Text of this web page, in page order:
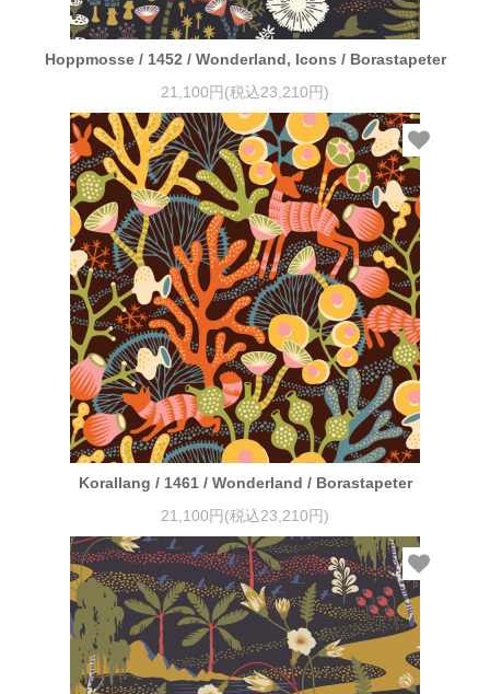
Hoppmosse / 1452 / Wonderland, Icons / Borastapeter
21,100円(税込23,210円)
Korallang / 1461 / Wonderland / Borastapeter
21,100円(税込23,210円)